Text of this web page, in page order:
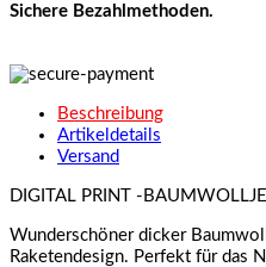
Sichere Bezahlmethoden.
Beschreibung
Artikeldetails
Versand
DIGITAL PRINT -
Wunderschöner dicker
Raketendesign. Perfekt für das